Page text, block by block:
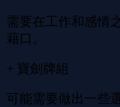
需要在工作和感情
藉口。
+ 寶劍牌組
可能需要做出一些